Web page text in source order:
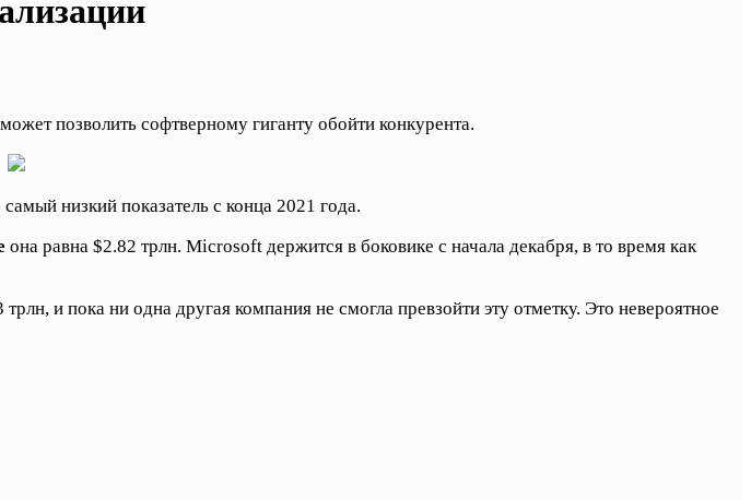
позволить софтверному гиганту обойти конкурента.
низкий показатель с конца 2021 года.
она равна $2.82 трлн. Microsoft держится в боковике с начала декабря, в то время как
и пока ни одна другая компания не смогла превзойти эту отметку. Это невероятное